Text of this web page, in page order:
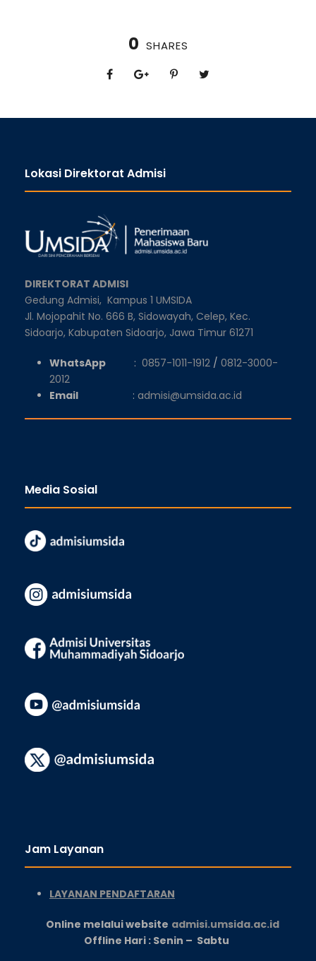
0 SHARES
Lokasi Direktorat Admisi
DIREKTORAT ADMISI
Gedung Admisi, Kampus 1 UMSIDA
Jl. Mojopahit No. 666 B, Sidowayah, Celep, Kec.
Sidoarjo, Kabupaten Sidoarjo, Jawa Timur 61271
WhatsApp : 0857-1011-1912 / 0812-3000-
2012
Email
: admisi@umsida.ac.id
Media Sosial
Jam Layanan
LAYANAN PENDAFTARAN
Online melalui website admisi.umsida.ac.id
Offline Hari : Senin – Sabtu